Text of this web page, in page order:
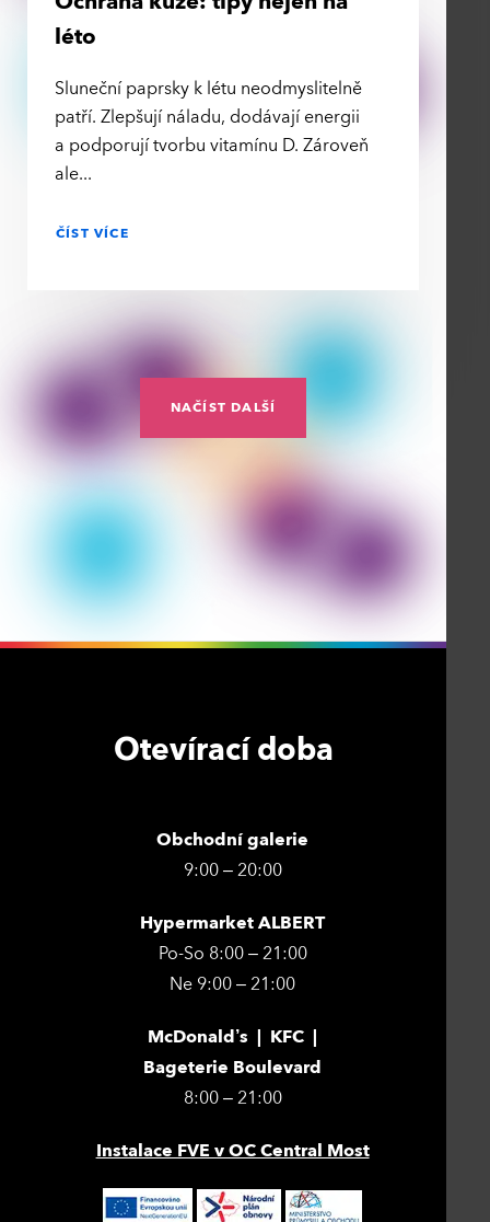
léto
Sluneční paprsky k létu neodmyslitelně
patří. Zlepšují náladu, dodávají energii
a podporují tvorbu vitamínu D. Zároveň
ale
ČÍST VÍCE
NAČÍST DALŠÍ
Otevírací doba
Obchodní galerie
9:00 – 20:00
Hypermarket ALBERT
Po-So 8:00 – 21:00
Ne 9:00 – 21:00
McDonald’s | KFC |
Bageterie Boulevard
8:00 – 21:00
Instalace FVE v OC Central Most